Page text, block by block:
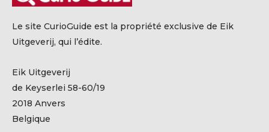
Le site CurioGuide est la propriété exclusive de Eik
Uitgeverij, qui l’édite.
Eik Uitgeverij
de Keyserlei 58-60/19
2018 Anvers
Belgique